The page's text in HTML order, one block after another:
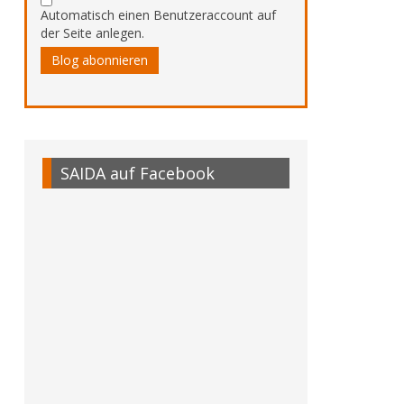
Automatisch einen Benutzeraccount auf
der Seite anlegen.
Blog abonnieren
SAIDA auf Facebook